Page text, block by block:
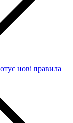
нові правила